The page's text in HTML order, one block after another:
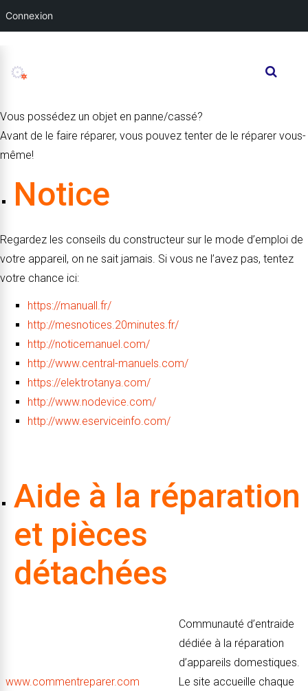
Vous possédez un objet en panne/cassé?
Avant de le faire réparer, vous pouvez tenter de le réparer vous-
même!
Notice
Regardez les conseils du constructeur sur le mode d’emploi de
votre appareil, on ne sait jamais. Si vous ne l’avez pas, tentez
votre chance ici:
https://manuall.fr/
http://mesnotices.20minutes.fr/
http://noticemanuel.com/
http://www.central-manuels.com/
https://elektrotanya.com/
http://www.nodevice.com/
http://www.eserviceinfo.com/
Aide à la réparation
et pièces
détachées
www.commentreparer.com
Communauté d’entraide
dédiée à la réparation
d’appareils domestiques.
Le site accueille chaque
Connexion